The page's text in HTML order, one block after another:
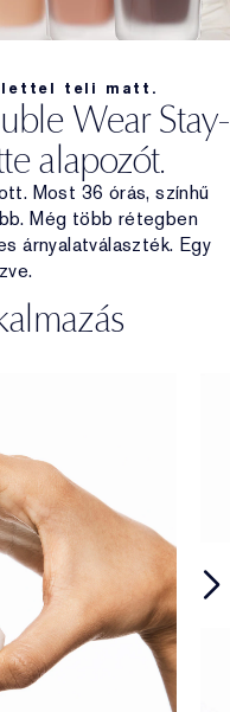
teli matt.
Wear Stay-
alapozót.
Most 36 órás, színhű
Még több rétegben
árnyalatválaszték. Egy